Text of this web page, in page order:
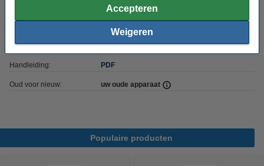
Accepteren
Weigeren
IK08
50.000 uur
Energielabel: D
Handleiding: PDF
Oud voor nieuw: uw oude apparaat
Populaire producten